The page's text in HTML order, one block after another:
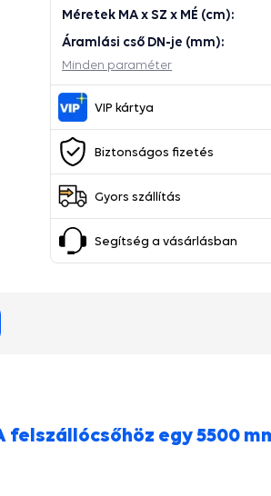
Méretek MA x SZ x MÉ (cm):
Áramlási cső DN-je (mm):
Minden paraméter
VIP kártya
Biztonságos fizetés
Gyors szállítás
Segítség a vásárlásban
egy 5500